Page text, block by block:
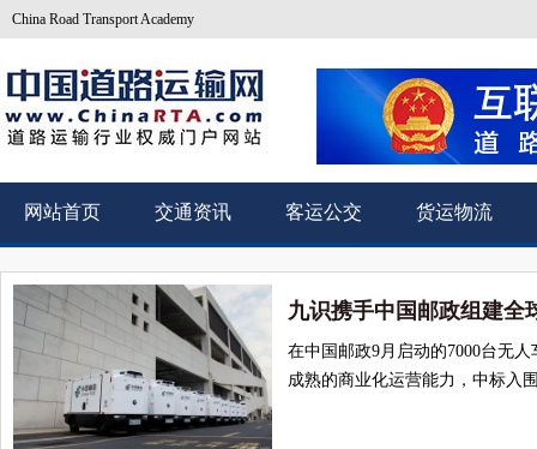
China Road Transport Academy
网站首页 交通资讯 客运公交 货运物流
九识携手中国邮政组建全
在中国邮政9月启动的7000台无
成熟的商业化运营能力，中标入